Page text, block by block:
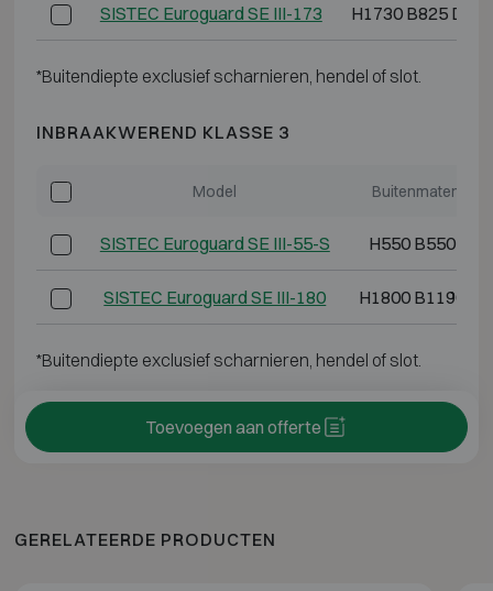
SISTEC Euroguard SE III-173 H1730 B825 D700
*Buitendiepte exclusief scharnieren, hendel of slot.
INBRAAKWEREND KLASSE 3
Model Buitenmaten
SISTEC Euroguard SE III-55-S H550 B550
SISTEC Euroguard SE III-180 H1800 B1190
*Buitendiepte exclusief scharnieren, hendel of slot.
Toevoegen aan offerte
GERELATEERDE PRODUCTEN